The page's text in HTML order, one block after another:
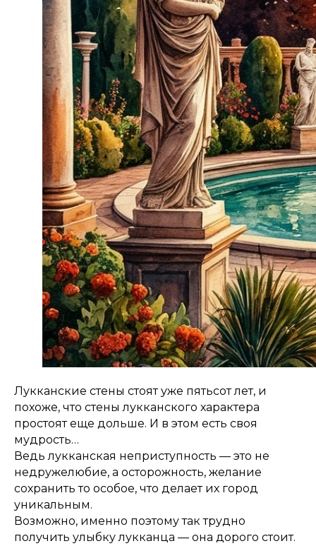
Лукканские стены стоят уже пятьсот лет, и
похоже, что стены лукканского характера
простоят еще дольше. И в этом есть своя
мудрость…
Ведь лукканская неприступность — это не
недружелюбие, а осторожность, желание
сохранить то особое, что делает их город
уникальным.
Возможно, именно поэтому так трудно
получить улыбку лукканца — она дорого стоит.